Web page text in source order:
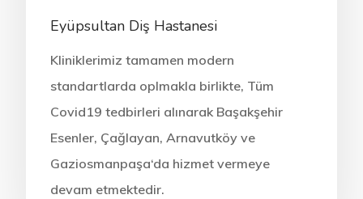
Eyüpsultan Diş Hastanesi
Kliniklerimiz tamamen modern
standartlarda oplmakla birlikte, Tüm
Covid19 tedbirleri alınarak Başakşehir
Esenler, Çağlayan, Arnavutköy ve
Gaziosmanpaşa‘da hizmet vermeye
devam etmektedir.